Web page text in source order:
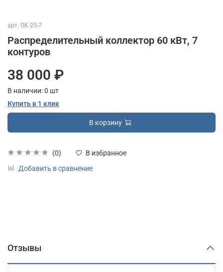
арт. GK 25-7
Распределительный коллектор 60 кВт, 7
контуров
(0)
В избранное
Добавить в сравнение
38 000 ₽
В наличии:0 шт
Купить в 1 клик
В корзину
Отзывы